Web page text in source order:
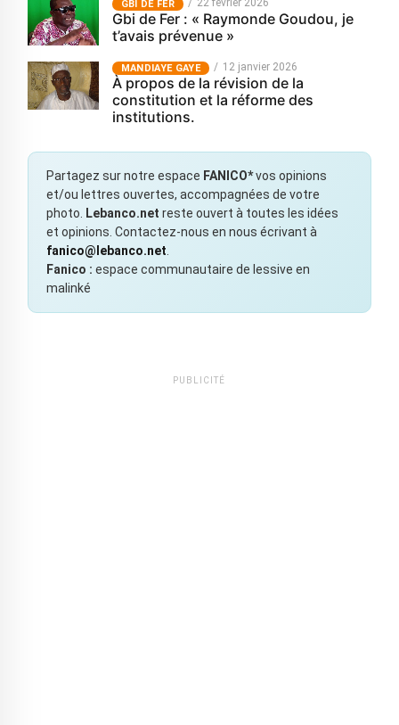
GBI DE FER 22 février 2026
Gbi de Fer : « Raymonde Goudou, je
t’avais prévenue »
MANDIAYE GAYE 12 janvier 2026
À propos de la révision de la
constitution et la réforme des
institutions.
Partagez sur notre espace FANICO*vos opinions
et/ou lettres ouvertes, accompagnées de votre
photo.
Lebanco.net reste ouvert à toutes les idées
et opinions. Contactez-nous en nous écrivant à
fanico@lebanco.net
Fanico : espace communautaire de lessive en
malinké
PUBLICITÉ